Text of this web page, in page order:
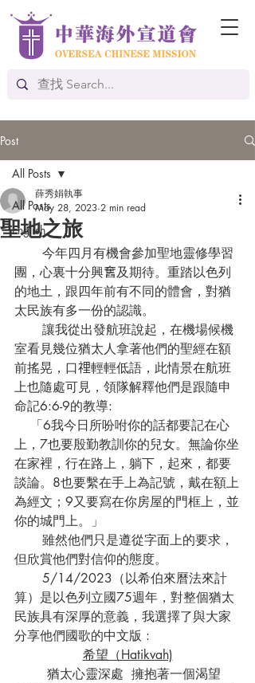
Post
All Posts
English
All Posts
聖地之旅
薛秀娟執事
May 28, 2023 2 min read
團，心裏十分興𡚒及期待。重踏以色列
的地土，跟四年前有不同的體會，對猶
太民族有多一份的認識。
室看見幾位猶太人拿著他們的聖經在額
前搖晃，口𥚃輕輕低語，此情景在航班
上也隨處可見，領隊解釋他們是跟隨申
命記6:6-9的教導:
上，7也要殷勤教訓你的兒女。無論你坐
在家裡，行在路上，躺下，起來，都要
談論。8也要繫在手上為記號，戴在額上
為經文；9又要寫在你房屋的門框上，並
你的城門上。」
但欣賞他們對信仰的態度。
算）是以色列立國75週年，對整個猶太
民族具有深厚的意義，我選擇了與大家
分享他們國歌的中文版 :
希望（Hatikvah)
   猶太心靈深處  擁抱著一個渴望